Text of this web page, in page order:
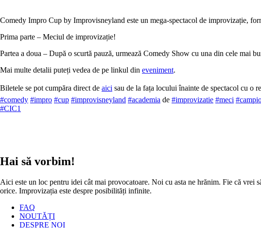
Comedy Impro Cup by Improvisneyland este un mega-spectacol de improvizație,
Prima parte – Meciul de improvizație!
Partea a doua – După o scurtă pauză, urmează Comedy Show cu una din cele mai
Mai multe detalii puteți vedea de pe linkul din eveniment.
Biletele se pot cumpăra direct de aici sau de la fața locului înainte de spectacol cu o
#comedy #impro #cup #improvisneyland #academia de #improvizatie #meci
#CIC1
Hai să vorbim!
Aici este un loc pentru idei cât mai provocatoare. Noi cu asta ne hrănim. Fie că vrei
orice. Improvizația este despre posibilități infinite.
FAQ
NOUTĂȚI
DESPRE NOI